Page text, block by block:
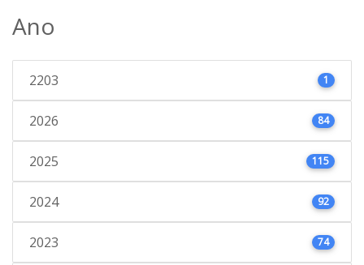
Ano
2203 1
2026 84
2025 115
2024 92
2023 74